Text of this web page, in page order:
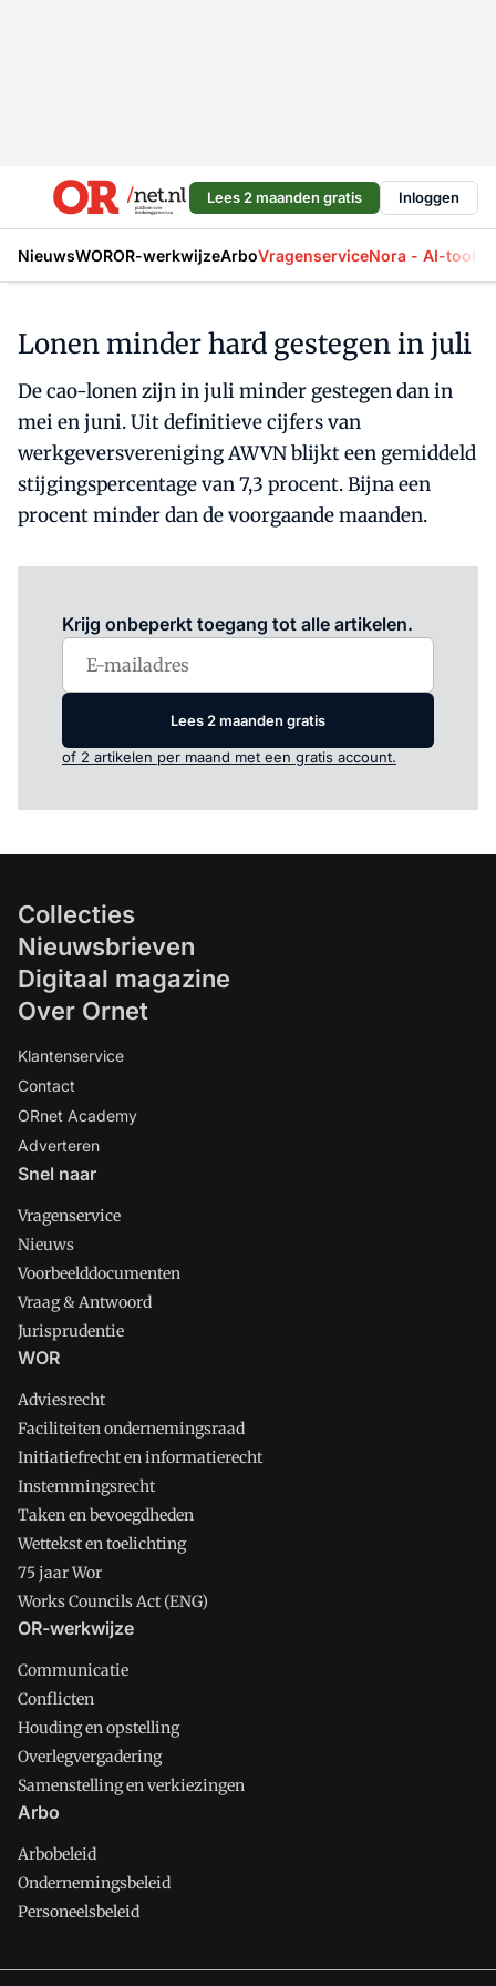
Lees 2 maanden gratis Inloggen
NieuwsWOROR-werkwijzeArboVragenserviceNora - AI-tool
Lonen minder hard gestegen in juli
De cao-lonen zijn in juli minder gestegen dan in
mei en juni. Uit definitieve cijfers van
werkgeversvereniging AWVN blijkt een gemiddeld
stijgingspercentage van 7,3 procent. Bijna een
procent minder dan de voorgaande maanden.
Krijg onbeperkt toegang tot alle artikelen.
Lees 2 maanden gratis
of 2 artikelen per maand met een gratis account.
Collecties
Nieuwsbrieven
Digitaal magazine
Over Ornet
Klantenservice
Contact
ORnet Academy
Adverteren
Snel naar
Vragenservice
Nieuws
Voorbeelddocumenten
Vraag & Antwoord
Jurisprudentie
WOR
Adviesrecht
Faciliteiten ondernemingsraad
Initiatiefrecht en informatierecht
Instemmingsrecht
Taken en bevoegdheden
Wettekst en toelichting
75 jaar Wor
Works Councils Act (ENG)
OR-werkwijze
Communicatie
Conflicten
Houding en opstelling
Overlegvergadering
Samenstelling en verkiezingen
Arbo
Arbobeleid
Ondernemingsbeleid
Personeelsbeleid